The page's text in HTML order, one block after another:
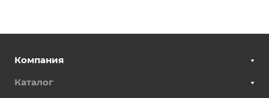
Компания
Каталог